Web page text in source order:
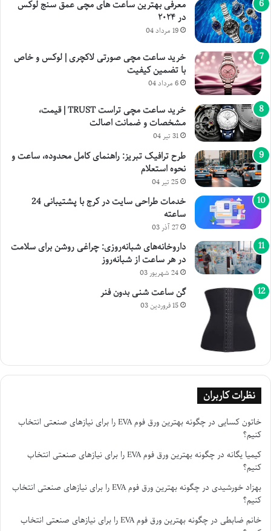
معرفی بهترین ساعت های مچی عمق سنج لوکس
در ۲۰۲۴
19 مرداد 04
خرید ساعت مچی صورتی لاکچری | لوکس و خاص
با تضمین کیفیت
6 مرداد 04
خرید ساعت مچی تراست TRUST | قیمت،
مشخصات و ضمانت اصالت
31 تیر 04
طرح ترافیک تبریز: راهنمای کامل محدوده، ساعت و
نحوه استعلام
25 تیر 04
خدمات طراحی سایت در کرج با پشتیبانی 24
ساعته
27 آذر 03
داروخانه‌های شبانه‌روزی: چراغی روشن برای سلامت
در هر ساعت از شبانه‌روز
24 شهریور 03
گن ساعت شنی بدون فنر
15 فروردین 03
نظرات کاربران
خاتون کسایی در
چگونه بهترین ورق فوم EVA را برای نیازهای صنعتی انتخاب
کنیم؟
کیمیا یگانه در
چگونه بهترین ورق فوم EVA را برای نیازهای صنعتی انتخاب
کنیم؟
بهزاد خورشیدی در
چگونه بهترین ورق فوم EVA را برای نیازهای صنعتی انتخاب
کنیم؟
خانم ضابطی در
چگونه بهترین ورق فوم EVA را برای نیازهای صنعتی انتخاب